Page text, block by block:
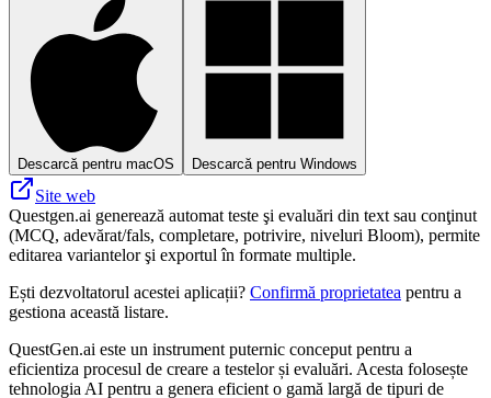
Descarcă pentru macOS Descarcă pentru Windows
Site web
Questgen.ai generează automat teste şi evaluări din text sau conţinut
(MCQ, adevărat/fals, completare, potrivire, niveluri Bloom), permite
editarea variantelor şi exportul în formate multiple.
Ești dezvoltatorul acestei aplicații? Confirmă proprietatea pentru a
gestiona această listare.
QuestGen.ai este un instrument puternic conceput pentru a
eficientiza procesul de creare a testelor și evaluări. Acesta folosește
tehnologia AI pentru a genera eficient o gamă largă de tipuri de